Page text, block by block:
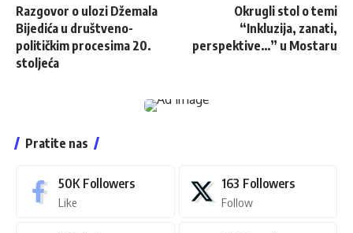
Razgovor o ulozi Džemala
Bijedića u društveno-
političkim procesima 20.
stoljeća
Okrugli stol o temi
“Inkluzija, zanati,
perspektive…” u Mostaru
Pratite nas
50K Followers
Like
163 Followers
Follow